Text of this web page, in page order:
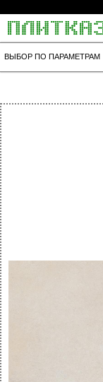
ВЫБОР ПО ПАРАМЕТРАМ